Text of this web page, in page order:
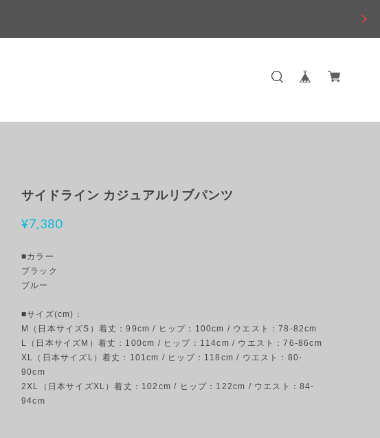
サイドライン カジュアルリブパンツ
¥7,380
■カラー
ブラック
ブルー
■サイズ(cm)：
M（日本サイズS）着丈：99cm / ヒップ：100cm / ウエスト：78-82cm
L（日本サイズM）着丈：100cm / ヒップ：114cm / ウエスト：76-86cm
XL（日本サイズL）着丈：101cm / ヒップ：118cm / ウエスト：80-
90cm
2XL（日本サイズXL）着丈：102cm / ヒップ：122cm / ウエスト：84-
94cm